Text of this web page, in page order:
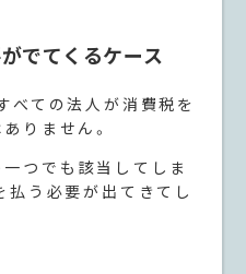
でてくるケース
べての法人が消費税を
りません。
つでも該当してしま
払う必要が出てきてし